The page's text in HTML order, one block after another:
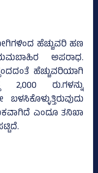
ಹೆಚ್ಚುವರಿ ಹಣ
ನಿಯಮಬಾಹಿರ ಅಪರಾಧ.
ಹೆಚ್ಚುವರಿಯಾಗಿ
ರು.ಗಳನ್ನು
ಎಂದೂ ತನಿಖಾ